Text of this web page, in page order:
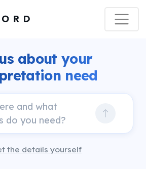
about your
need
the details yourself